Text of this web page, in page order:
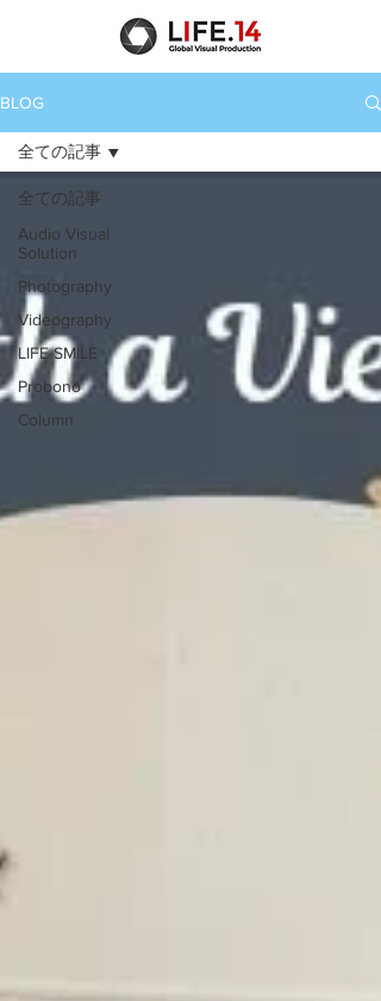
BLOG
全ての記事
Audio Visual
Solution
Photography
Videography
LIFE SMILE
Probono
Column
全ての記事